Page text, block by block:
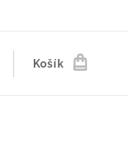
Košík